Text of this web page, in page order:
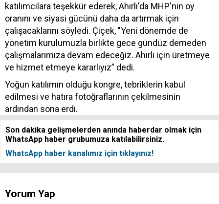
katılımcılara teşekkür ederek, Ahırlı'da MHP'nin oy
oranını ve siyasi gücünü daha da artırmak için
çalışacaklarını söyledi. Çiçek, "Yeni dönemde de
yönetim kurulumuzla birlikte gece gündüz demeden
çalışmalarımıza devam edeceğiz. Ahırlı için üretmeye
ve hizmet etmeye kararlıyız” dedi.
Yoğun katılımın olduğu kongre, tebriklerin kabul
edilmesi ve hatıra fotoğraflarının çekilmesinin
ardından sona erdi.
Son dakika gelişmelerden anında haberdar olmak için
WhatsApp haber grubumuza katılabilirsiniz.
WhatsApp haber kanalımız için tıklayınız!
Yorum Yap